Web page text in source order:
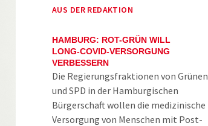
AUS DER REDAKTION
HAMBURG: ROT-GRÜN WILL
LONG-COVID-VERSORGUNG
VERBESSERN
Die Regierungsfraktionen von Grünen
und SPD in der Hamburgischen
Bürgerschaft wollen die medizinische
Versorgung von Menschen mit Post-